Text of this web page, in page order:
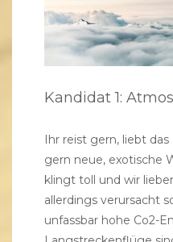
Kandidat 1:
Ihr reist gern, liebt
gern neue, exotische
klingt toll und wir
allerdings verursacht
unfassbar hohe Co2-